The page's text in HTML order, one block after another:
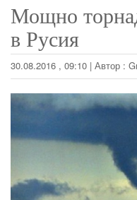
Мощно
в Русия
30.08.2016 , 09:10 | Автор :